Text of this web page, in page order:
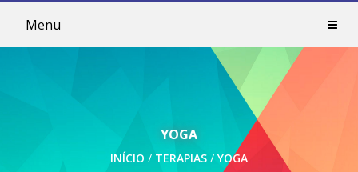
Menu
YOGA
INÍCIO TERAPIAS YOGA